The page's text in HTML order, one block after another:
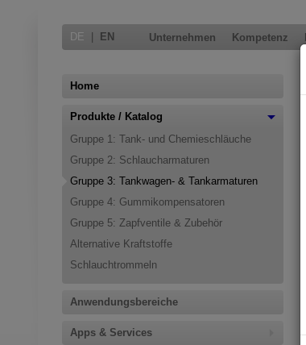
DE EN Unternehmen Kompetenz
Home
Produkte / Katalog
Gruppe 1: Tank- und Chemieschläuche
Gruppe 2: Schlaucharmaturen
Gruppe 3: Tankwagen- & Tankarmaturen
Gruppe 4: Gummikompensatoren
Gruppe 5: Zapfventile & Zubehör
Alternative Kraftstoffe
Schlauchtrommeln
Anwendungsbereiche
Apps & Services